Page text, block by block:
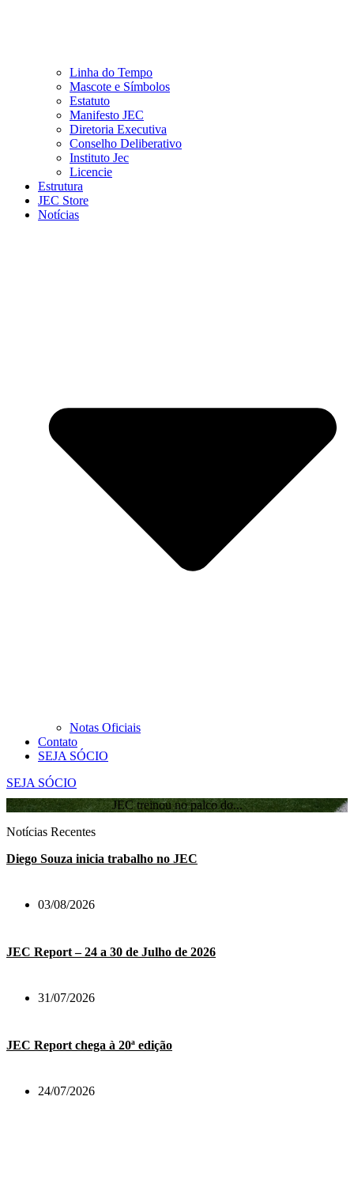
Linha do Tempo
Mascote e Símbolos
Estatuto
Manifesto JEC
Diretoria Executiva
Conselho Deliberativo
Instituto Jec
Licencie
Estrutura
JEC Store
Notícias
Notas Oficiais
Contato
SEJA SÓCIO
SEJA SÓCIO
JEC treinou no palco do...
Notícias Recentes
Diego Souza inicia trabalho no JEC
03/08/2026
JEC Report – 24 a 30 de Julho de 2026
31/07/2026
JEC Report chega à 20ª edição
24/07/2026